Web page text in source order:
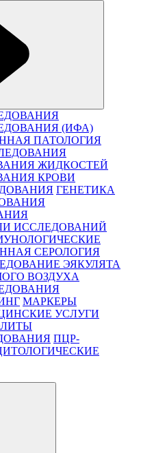
(ИФА)
ПАТОЛОГИЯ
ЖИДКОСТЕЙ
КРОВИ
ГЕНЕТИКА
ИССЛЕДОВАНИЙ
СЕРОЛОГИЯ
ЭЯКУЛЯТА
ВОЗДУХА
МАРКЕРЫ
УСЛУГИ
ПЦР-